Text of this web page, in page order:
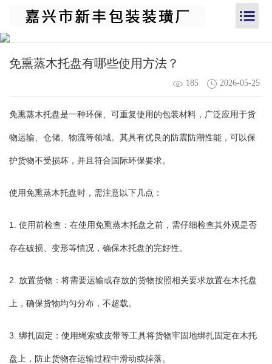
免熏蒸木托盘有哪些使用方法？
185 2026-05-25
免熏蒸木托盘是一种环保、可重复使用的包装材料，广泛应用于货
物运输、仓储、物流等领域。其具有优良的防震防潮性能，可以保
护货物不受损坏，并且符合国际环保要求。
使用免熏蒸木托盘时，需注意以下几点：
1. 使用前检查：在使用免熏蒸木托盘之前，需仔细检查其外观是否
存在破损、变形等情况，确保木托盘的完好性。
2. 放置货物：将需要运输或存放的货物按照相关要求放置在木托盘
上，确保货物均匀分布，不超载。
3. 绑扎固定：使用绳索或皮带等工具将货物牢固地绑扎固定在木托
盘上，防止货物在运输过程中滑动或掉落。